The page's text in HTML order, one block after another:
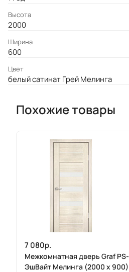
Высота
2000
Ширина
600
Цвет
белый сатинат Грей Мелинга
Похожие товары
7 080р.
Межкомнатная дверь Graf
ЭшВайт Мелинга (2000 х 900)